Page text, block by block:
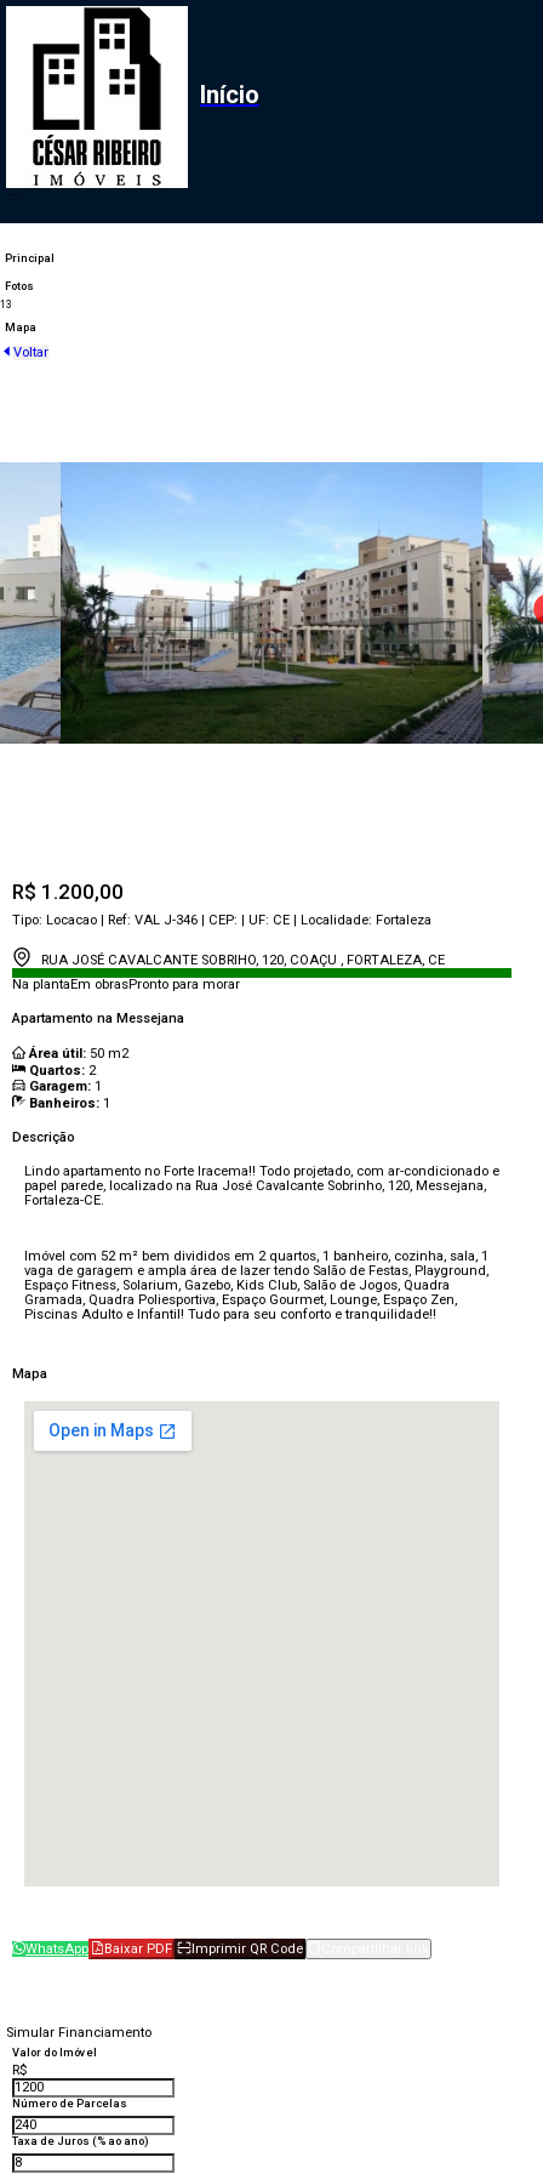
Início
Principal
Fotos
1 3
Mapa
Voltar
R$ 1.200,00
Tipo: Locacao | Ref: VAL J-346 | CEP: | UF: CE | Localidade: Fortaleza
RUA JOSÉ CAVALCANTE SOBRIHO, 120, COAÇU , FORTALEZA, CE
Na planta Em obrasPronto para morar
Apartamento na Messejana
Área útil: 50 m2
Quartos: 2
Garagem: 1
Banheiros: 1
Descrição
Lindo apartamento no Forte Iracema!! Todo projetado, com ar-condicionado e
papel parede, localizado na Rua José Cavalcante Sobrinho, 120, Messejana,
Fortaleza-CE.
Imóvel com 52 m² bem divididos em 2 quartos, 1 banheiro, cozinha, sala, 1
vaga de garagem e ampla área de lazer tendo Salão de Festas, Playground,
Espaço Fitness, Solarium, Gazebo, Kids Club, Salão de Jogos, Quadra
Gramada, Quadra Poliesportiva, Espaço Gourmet, Lounge, Espaço Zen,
Piscinas Adulto e Infantil! Tudo para seu conforto e tranquilidade!!
Mapa
WhatsApp Baixar PDF Imprimir QR Code
Simular Financiamento
Valor do Imóvel
R$
Número de Parcelas
Taxa de Juros (% ao ano)